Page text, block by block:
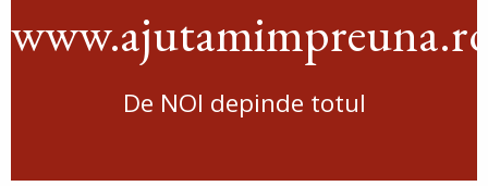
De NOI depinde totul